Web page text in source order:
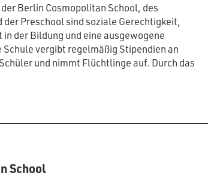
Berlin Cosmopolitan School, des
Preschool sind soziale Gerechtigkeit,
der Bildung und eine ausgewogene
Schule vergibt regelmäßig Stipendien an
und nimmt Flüchtlinge auf. Durch das
School